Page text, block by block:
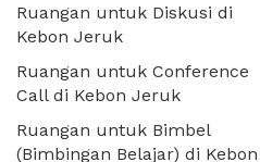
Ruangan untuk Diskusi di
Kebon Jeruk
Ruangan untuk Conference
Call di Kebon Jeruk
Ruangan untuk Bimbel
(Bimbingan Belajar) di Kebon